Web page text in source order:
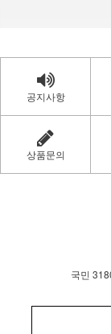
공지사항
상품문의
국민